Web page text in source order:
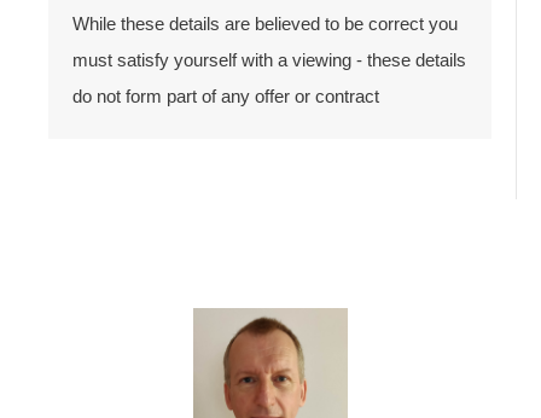
While these details are believed to be correct you
must satisfy yourself with a viewing - these details
do not form part of any offer or contract